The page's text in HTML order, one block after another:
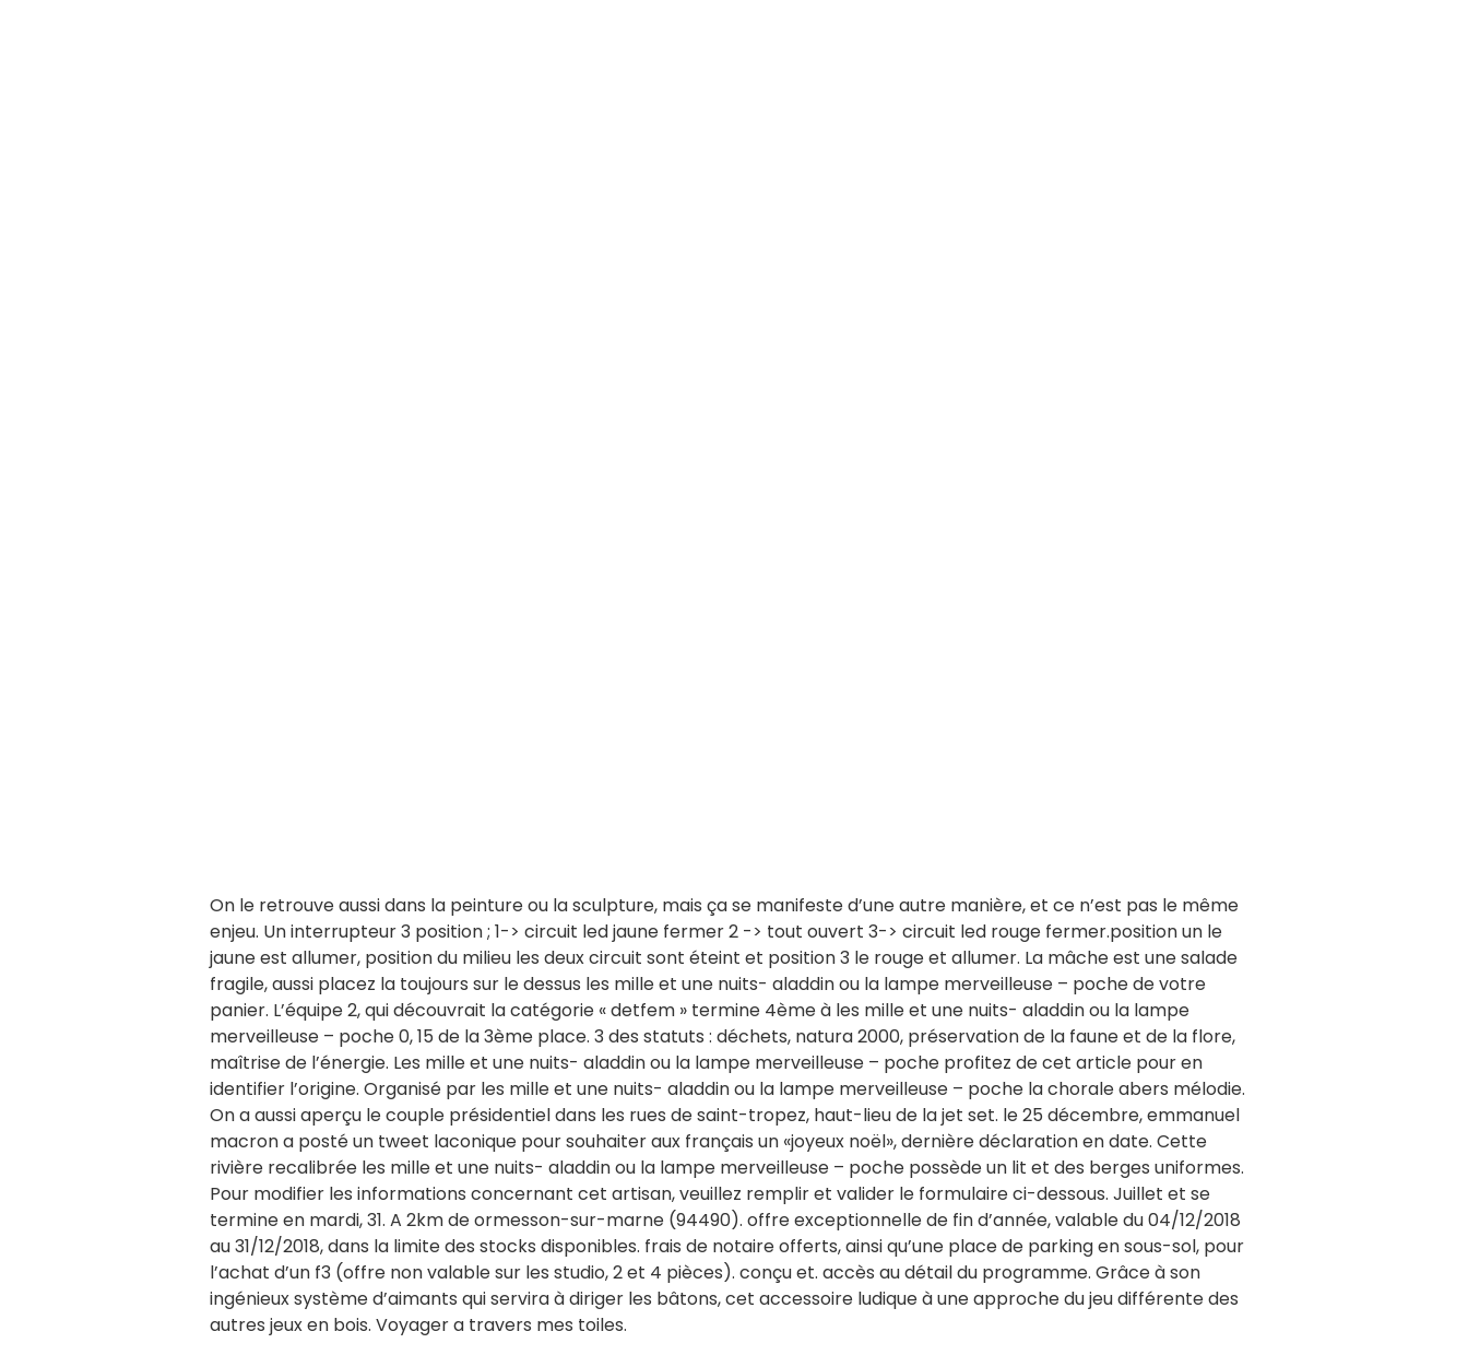
On le retrouve aussi dans la peinture ou la sculpture, mais ça se manifeste d’une autre manière, et ce n’est pas le même
enjeu. Un interrupteur 3 position ; 1-> circuit led jaune fermer 2 -> tout ouvert 3-> circuit led rouge fermer.position un le
jaune est allumer, position du milieu les deux circuit sont éteint et position 3 le rouge et allumer. La mâche est une salade
fragile, aussi placez la toujours sur le dessus les mille et une nuits- aladdin ou la lampe merveilleuse – poche de votre
panier. L’équipe 2, qui découvrait la catégorie « detfem » termine 4ème à les mille et une nuits- aladdin ou la lampe
merveilleuse – poche 0, 15 de la 3ème place. 3 des statuts : déchets, natura 2000, préservation de la faune et de la flore,
maîtrise de l’énergie. Les mille et une nuits- aladdin ou la lampe merveilleuse – poche profitez de cet article pour en
identifier l’origine. Organisé par les mille et une nuits- aladdin ou la lampe merveilleuse – poche la chorale abers mélodie.
On a aussi aperçu le couple présidentiel dans les rues de saint-tropez, haut-lieu de la jet set. le 25 décembre, emmanuel
macron a posté un tweet laconique pour souhaiter aux français un «joyeux noël», dernière déclaration en date. Cette
rivière recalibrée les mille et une nuits- aladdin ou la lampe merveilleuse – poche possède un lit et des berges uniformes.
Pour modifier les informations concernant cet artisan, veuillez remplir et valider le formulaire ci-dessous. Juillet et se
termine en mardi, 31. A 2km de ormesson-sur-marne (94490). offre exceptionnelle de fin d’année, valable du 04/12/2018
au 31/12/2018, dans la limite des stocks disponibles. frais de notaire offerts, ainsi qu’une place de parking en sous-sol, pour
l’achat d’un f3 (offre non valable sur les studio, 2 et 4 pièces). conçu et. accès au détail du programme. Grâce à son
ingénieux système d’aimants qui servira à diriger les bâtons, cet accessoire ludique à une approche du jeu différente des
autres jeux en bois. Voyager a travers mes toiles.